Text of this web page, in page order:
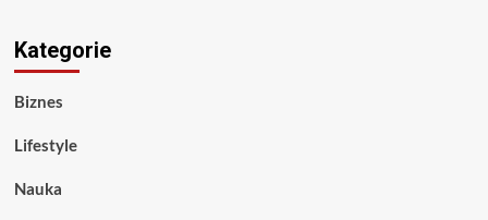
Kategorie
Biznes
Lifestyle
Nauka